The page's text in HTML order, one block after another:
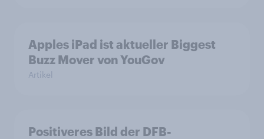
Apples iPad ist aktueller Biggest
Buzz Mover von YouGov
Artikel
Positiveres Bild der DFB-